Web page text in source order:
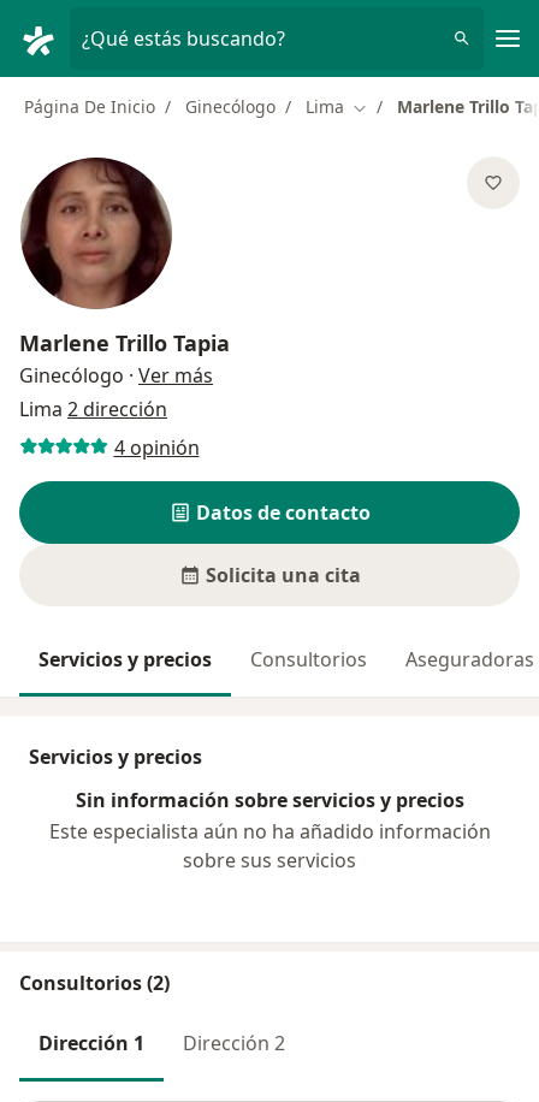
¿Qué estás buscando?
Página De Inicio Ginecólogo Lima Cambiar de ciudad
Marlene Trillo
Marlene Trillo Tapia
Ginecólogo · Ver más
Lima 2 dirección
4 opinión
Datos de contacto
Solicita una cita
Servicios y precios Consultorios Aseguradoras
Servicios y precios
Sin información sobre servicios y precios
Este especialista aún no ha añadido información
sobre sus servicios
Consultorios (2)
Dirección 1 Dirección 2